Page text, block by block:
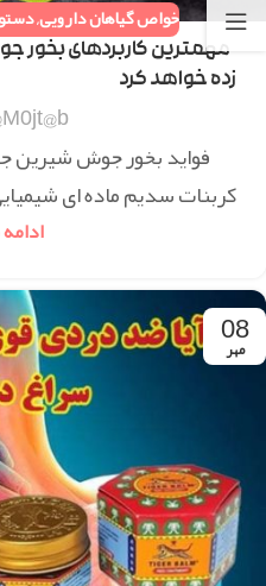
خواص گیاهان دارویی,
مهمترین کاربردهای
زده خواهد کرد
M0jt@b@
فواید بخور جوش شیرین
کربنات سدیم ماده ای
08
مهر